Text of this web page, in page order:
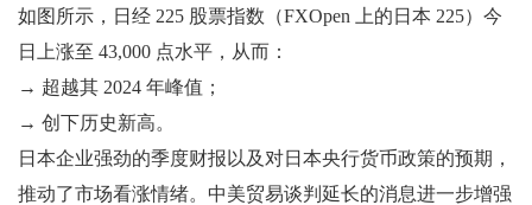
如图所示，日经 225 股票指数（FXOpen 上的日本 225）今
日上涨至 43,000 点水平，从而：
→ 超越其 2024 年峰值；
→ 创下历史新高。
日本企业强劲的季度财报以及对日本央行货币政策的预期，
推动了市场看涨情绪。中美贸易谈判延长的消息进一步增强